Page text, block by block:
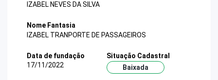
IZABEL NEVES DA SILVA
Nome Fantasia
IZABEL TRANPORTE DE PASSAGEIROS
Data de fundação
17/11/2022
Situação Cadastral
Baixada